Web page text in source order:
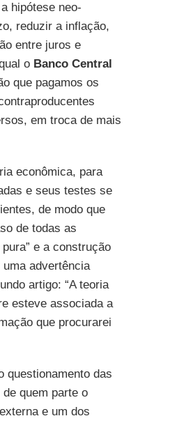
hipótese neo-
reduzir a inflação,
entre juros e
o Banco Central
que pagamos os
em troca de mais
econômica, para
e seus testes se
de modo que
de todas as
e a construção
advertência
artigo: “A teoria
esteve associada a
que procurarei
questionamento das
quem parte o
e um dos